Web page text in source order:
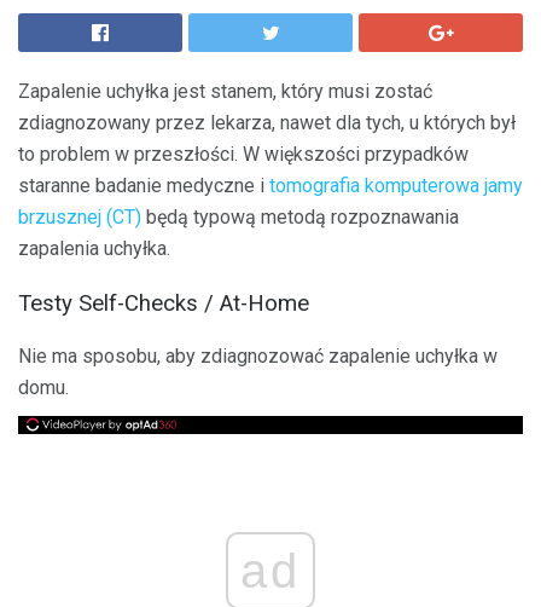
Zapalenie uchyłka jest stanem, który musi zostać
zdiagnozowany przez lekarza, nawet dla tych, u których był
to problem w przeszłości. W większości przypadków
staranne badanie medyczne i tomografia komputerowa jamy
brzusznej (CT) będą typową metodą rozpoznawania
zapalenia uchyłka.
Testy Self-Checks / At-Home
Nie ma sposobu, aby zdiagnozować zapalenie uchyłka w
domu.
ad